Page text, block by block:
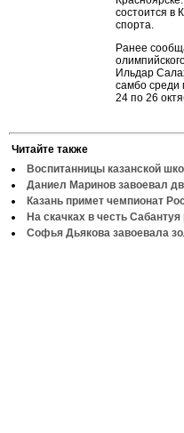
состоится в
спорта.
Ранее
Ильдар
самбо среди
24 по 26
Читайте также
Воспитанницы казанской
Даниел Маринов завоевал
Казань примет чемпионат
На скачках в честь
Софья Дьякова завоевала